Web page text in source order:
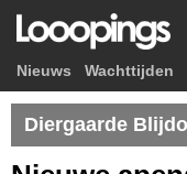
Nieuws Wachttijden
Diergaarde